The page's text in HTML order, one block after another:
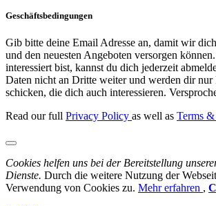
Geschäftsbedingungen
Gib bitte deine Email Adresse an, damit wir
und den neuesten Angeboten versorgen
interessiert bist, kannst du dich jederzeit
Daten nicht an Dritte weiter und werden dir nur
schicken, die dich auch interessieren.
Read our full Privacy Policy as well as Terms
Cookies helfen uns bei der Bereitstellung
Dienste. Durch die weitere Nutzung der
Verwendung von Cookies zu. Mehr erfahren ,